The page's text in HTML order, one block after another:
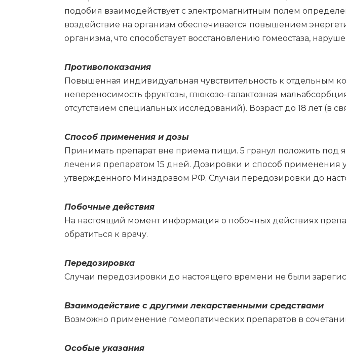
подобия взаимодействует с электромагнитным полем
воздействие на организм обеспечивается повышением
организма, что способствует восстановлению гомеостаза,
Противопоказания
Повышенная индивидуальная чувствительность к отдельным
непереносимость фруктозы, глюкозо-галактозная
отсутствием специальных исследований). Возраст до 18 лет (в
Спо­соб при­ме­не­ния и до­зы
Принимать препарат вне приема пищи. 5 гранул положить под
лечения препаратом 15 дней. Дозировки и способ
утвержденного Минздравом РФ. Случаи передозировки до
По­боч­ные действия
На настоящий момент информация о побочных действиях
обратиться к врачу.
Пе­ре­до­зи­ров­ка
Слу­чаи пе­ре­до­зи­ров­ки до на­сто­я­ще­го вре­ме­ни не бы­ли
Вза­и­мо­действие с дру­ги­ми ле­кар­ствен­ны­ми сред­ства­ми
Воз­мож­но при­ме­не­ние го­мео­па­ти­че­ских пре­па­ра­тов в
Осо­бые ука­за­ния